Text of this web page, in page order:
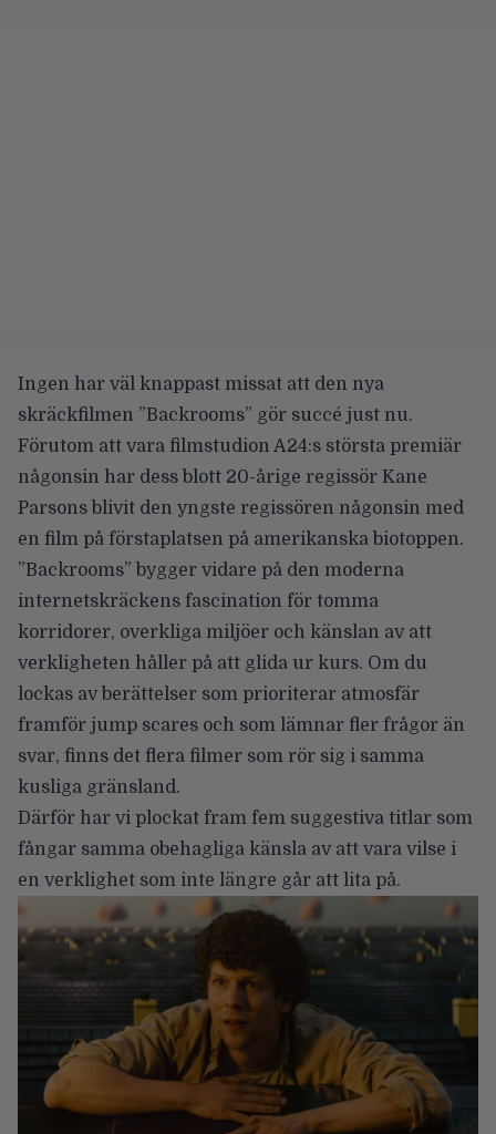
Ingen har väl knappast missat att den nya
skräckfilmen ”Backrooms” gör succé just nu.
Förutom att vara filmstudion A24:s största premiär
någonsin har dess blott 20-årige regissör Kane
Parsons blivit den yngste regissören någonsin med
en film på förstaplatsen på amerikanska biotoppen.
”Backrooms” bygger vidare på den moderna
internetskräckens fascination för tomma
korridorer, overkliga miljöer och känslan av att
verkligheten håller på att glida ur kurs. Om du
lockas av berättelser som prioriterar atmosfär
framför jump scares och som lämnar fler frågor än
svar, finns det flera filmer som rör sig i samma
kusliga gränsland.
Därför har vi plockat fram fem suggestiva titlar som
fångar samma obehagliga känsla av att vara vilse i
en verklighet som inte längre går att lita på.